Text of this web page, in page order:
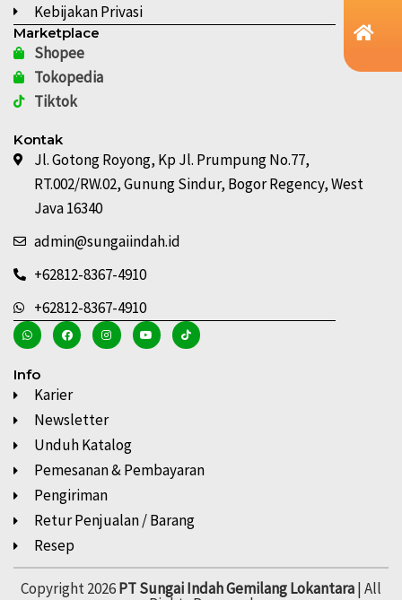
Kebijakan Privasi
Marketplace
Shopee
Tokopedia
Tiktok
Kontak
Jl. Gotong Royong, Kp Jl. Prumpung No.77,
RT.002/RW.02, Gunung Sindur, Bogor Regency, West
Java 16340
admin@sungaiindah.id
+62812-8367-4910
+62812-8367-4910
Info
Karier
Newsletter
Unduh Katalog
Pemesanan & Pembayaran
Pengiriman
Retur Penjualan / Barang
Resep
Copyright 2026PT Sungai Indah Gemilang Lokantara| All